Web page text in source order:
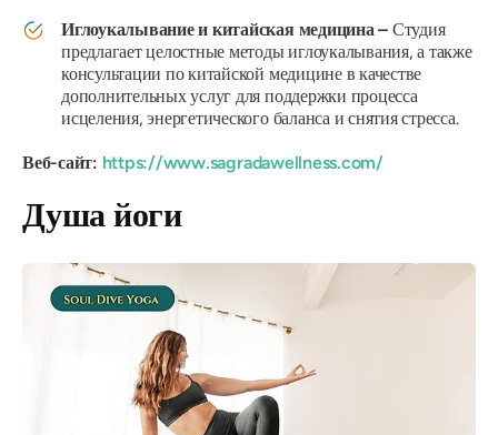
Иглоукалывание и китайская медицина – Студия
предлагает целостные методы иглоукалывания, а также
консультации по китайской медицине в качестве
дополнительных услуг для поддержки процесса
исцеления, энергетического баланса и снятия стресса.
Веб-сайт: https://www.sagradawellness.com/
Душа йоги